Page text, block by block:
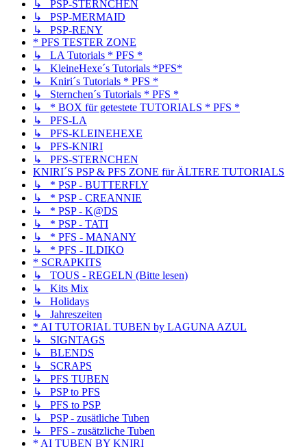
↳ PSP-STERNCHEN
↳ PSP-MERMAID
↳ PSP-RENY
* PFS TESTER ZONE
↳ LA Tutorials * PFS *
↳ KleineHexe´s Tutorials *PFS*
↳ Kniri´s Tutorials * PFS *
↳ Sternchen´s Tutorials * PFS *
↳ * BOX für getestete TUTORIALS * PFS *
↳ PFS-LA
↳ PFS-KLEINEHEXE
↳ PFS-KNIRI
↳ PFS-STERNCHEN
KNIRI´S PSP & PFS ZONE für ÄLTERE TUTORIALS
↳ * PSP - BUTTERFLY
↳ * PSP - CREANNIE
↳ * PSP - K@DS
↳ * PSP - TATI
↳ * PFS - MANANY
↳ * PFS - ILDIKO
* SCRAPKITS
↳ TOUS - REGELN (Bitte lesen)
↳ Kits Mix
↳ Holidays
↳ Jahreszeiten
* AI TUTORIAL TUBEN by LAGUNA AZUL
↳ SIGNTAGS
↳ BLENDS
↳ SCRAPS
↳ PFS TUBEN
↳ PSP to PFS
↳ PFS to PSP
↳ PSP - zusätliche Tuben
↳ PFS - zusätzliche Tuben
* AI TUBEN BY KNIRI